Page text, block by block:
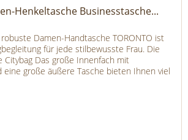
Henkeltasche Businesstasche...
Damen-Handtasche TORONTO ist
für jede stilbewusste Frau. Die
Das große Innenfach mit
große äußere Tasche bieten Ihnen viel